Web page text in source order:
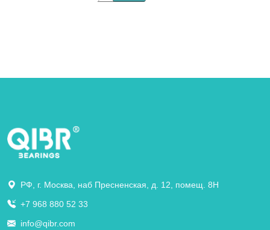
РФ, г. Москва, наб Пресненская, д. 12, помещ. 8Н
+7 968 880 52 33
info@qibr.com